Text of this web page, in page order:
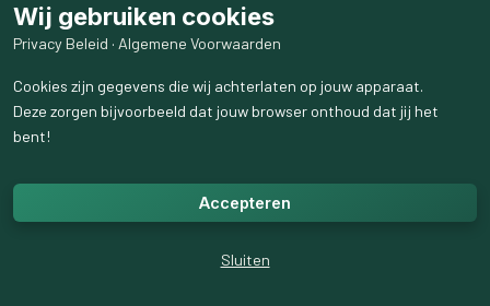
Wij gebruiken cookies
Privacy Beleid · Algemene Voorwaarden
Cookies zijn gegevens die wij achterlaten op jouw apparaat.
Deze zorgen bijvoorbeeld dat jouw browser onthoud dat jij het
bent!
Accepteren
Sluiten